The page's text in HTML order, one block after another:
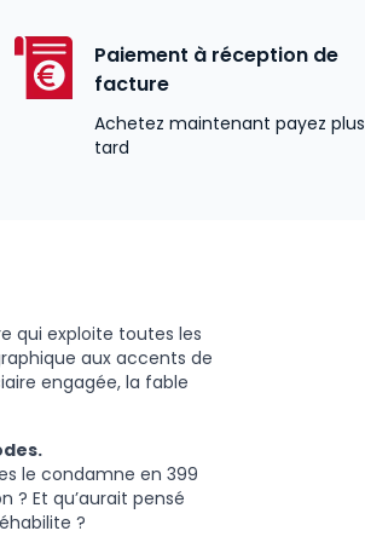
Paiement à réception de
facture
Achetez maintenant payez plus
tard
qui exploite toutes les
aux accents de
engagée, la fable
le condamne en 399
? Et qu’aurait pensé
?